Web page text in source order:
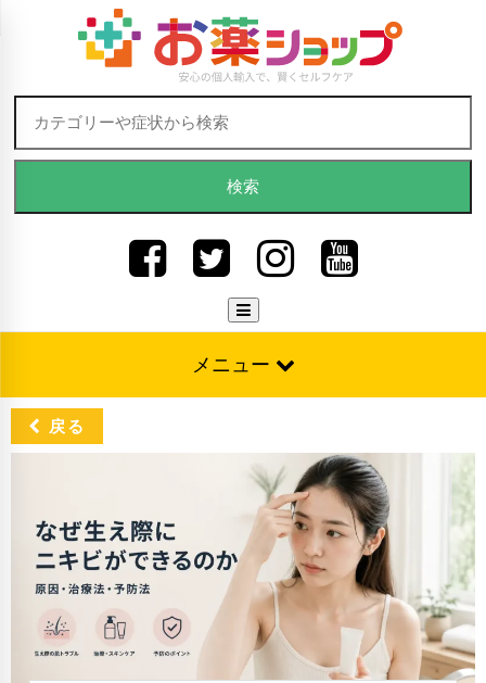
Skip to content
検索:
メニュー
戻る